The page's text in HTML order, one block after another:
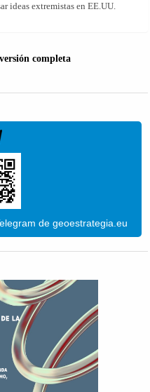
ideas extremistas en EE.UU.
completa
de geoestrategia.eu